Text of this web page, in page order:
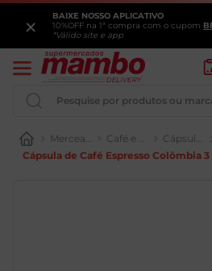
BAIXE NOSSO APLICATIVO
10%OFF na 1ª compra com o cupom
*Válido site e app
×
Pesquise por produtos ou
Mercearia Café e Chá
Cápsulas
Cápsula de Café Espresso Colômbia
Queijo